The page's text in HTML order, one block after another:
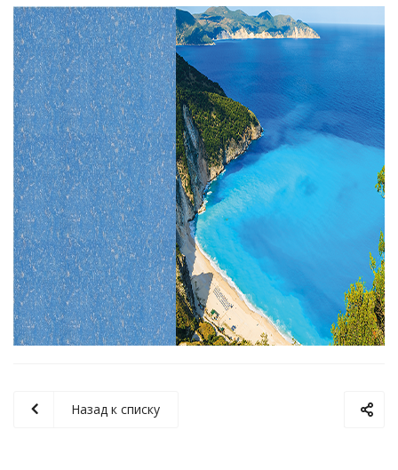
Назад к списку